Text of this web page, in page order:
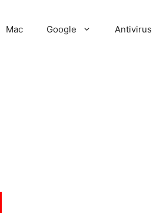
Mac Google Antivirus